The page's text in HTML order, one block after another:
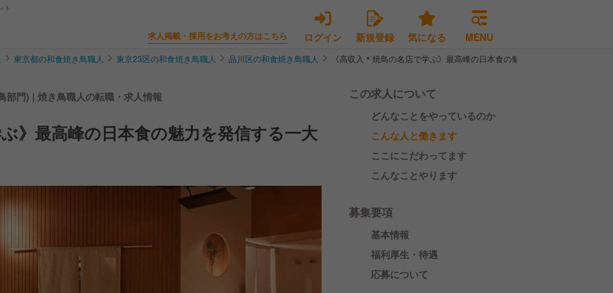
ト
求人掲載・採用をお考えの方はこちら ログイン 新規登録 気になる MENU
東京都の和食焼き鳥職人 東京23区の和食焼き鳥職人 品川区の和食焼き鳥職人 《高収入＊焼鳥の名店で学ぶ》最高峰の日本食の魅力を発信する一大プロジ
部門) | 焼き鳥職人の転職・求人情報
》最高峰の日本食の魅力を発信する一大
この求人について
どんなことをやっているのか
こんな人と働きます
ここにこだわってます
こんなことやります
募集要項
基本情報
福利厚生・待遇
応募について